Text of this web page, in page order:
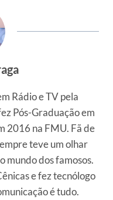
Rádio e TV pela
Pós-Graduação em
2016 na FMU. Fã de
teve um olhar
mundo dos famosos.
e fez tecnólogo
é tudo.